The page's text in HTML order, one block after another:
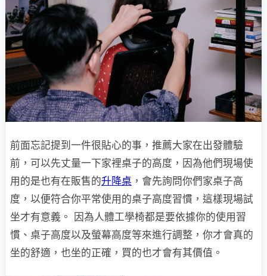
前面忘記提到一件很貼心的事，推薦大家在出發體驗
前，可以先丈量一下家裡桌子的高度，因為他們現場使
用的是也有在販售的升降桌 ，會先詢問你們家桌子高
度，以便符合你平常使用的桌子高度習慣，這樣現場試
坐才有意義。 因為人體工學椅都是要依據你的使用習
慣、桌子高度以及螢幕高度等來進行調整，你才會真的
坐的舒適，也坐的正確，買的也才會有其價值。